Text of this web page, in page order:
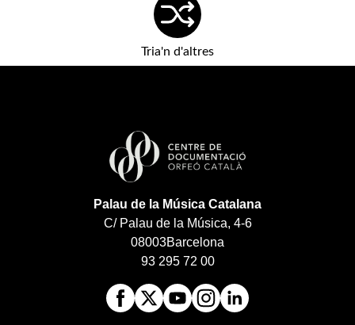
Tria'n d'altres
Palau de la Música Catalana
C/ Palau de la Música, 4-6
08003Barcelona
93 295 72 00